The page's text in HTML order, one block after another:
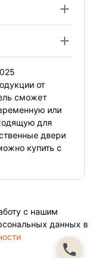
от
сможет
или
для
двери
купить с
с нашим
данных в